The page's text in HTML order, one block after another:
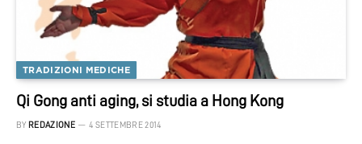
TRADIZIONI MEDICHE
Qi Gong anti aging, si studia a Hong Kong
BY REDAZIONE 4 SETTEMBRE 2014